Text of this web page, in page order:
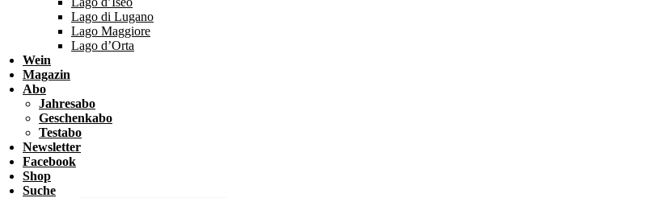
Lago di Lugano
Lago Maggiore
Lago d’Orta
Wein
Magazin
Abo
Jahresabo
Geschenkabo
Testabo
Newsletter
Facebook
Shop
Suche